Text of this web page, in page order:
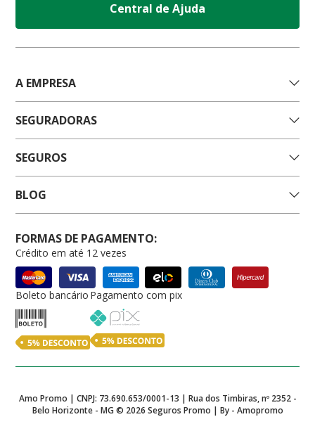
Central de Ajuda
A EMPRESA
SEGURADORAS
SEGUROS
BLOG
FORMAS DE PAGAMENTO:
Crédito em até 12 vezes
Boleto bancário Pagamento com pix
Amo Promo | CNPJ: 73.690.653/0001-13 | Rua dos Timbiras, nº 2352 -
Belo Horizonte - MG © 2026 Seguros Promo | By - Amopromo